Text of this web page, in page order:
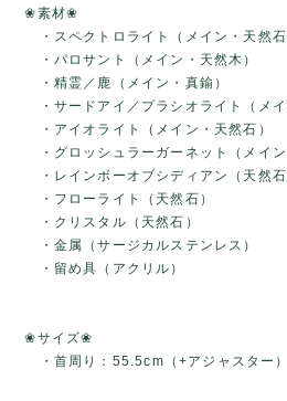
❀素材❀
・スペクトロライト（メイン・天然石
・パロサント（メイン・天然木）
・精霊／鹿（メイン・真鍮）
・サードアイ／プラシオライト（メイ
・アイオライト（メイン・天然石）
・グロッシュラーガーネット（メイン
・レインボーオブシディアン（天然石
・フローライト（天然石）
・クリスタル（天然石）
・金属（サージカルステンレス）
・留め具（アクリル）
❀サイズ❀
・首周り：55.5cm（+アジャスター）